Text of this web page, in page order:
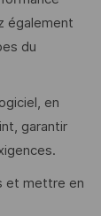
également
du
en
garantir
et mettre en